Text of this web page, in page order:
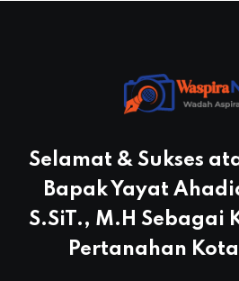
Selamat & Sukses
Bapak Yayat
S.SiT., M.H Sebagai
Pertanahan